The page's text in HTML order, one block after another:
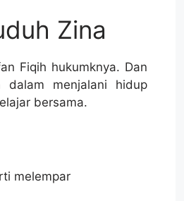
Zina
Fiqih hukumknya. Dan
menjalani hidup
bersama.
melempar